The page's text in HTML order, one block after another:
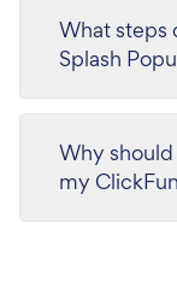
What steps
Splash
Why should
my